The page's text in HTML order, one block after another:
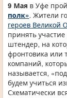
9 Мая в Уфе
полк». Жители
героев Великой
принять
штендер, на
фронтовика или
компаний,
называется,
будем учиться
Схематически